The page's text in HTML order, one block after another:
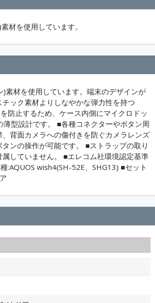
材を使用しています。
素材を使用しています。端末のデザインが
ック素材よりしなやかな弾力性を持つ
防止するため、ケース内側にマイクロドッ
型設計です。 ■各種コネクターやボタン周
背面カメラへの傷付きを防ぐカメラレンズ
ンの操作が可能です。 ■ストラップの取り
していません。 ■エレコム社環境認定基準
:AQUOS wish4(SH-52E、SHG13) ■セット